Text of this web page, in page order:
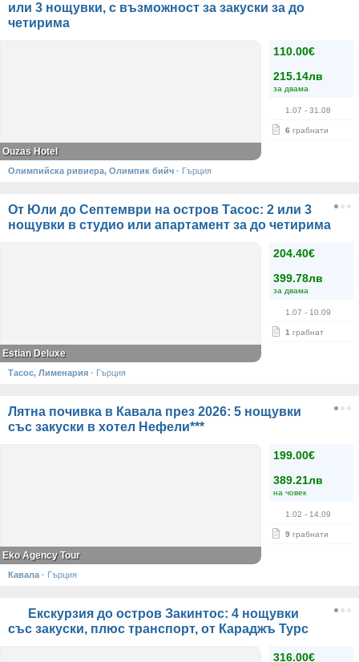
или 3 нощувки, с възможност за закуски за до
четирима
110.00€
215.14лв
за двама
1.07 - 31.08
6 грабнати
Ouzas Hotel
Олимпийска ривиера, Олимпик бийч · Гърция
От Юли до Септември на остров Тасос: 2 или 3
нощувки в студио или апартамент за до четирима
204.40€
399.78лв
за двама
1.07 - 10.09
1 грабнат
Estian Deluxe
Тасос, Лименария · Гърция
Лятна почивка в Кавала през 2026: 5 нощувки
със закуски в хотел Нефели***
199.00€
389.21лв
на човек
1.02 - 14.09
9 грабнати
Eko Agency Tour
Кавала · Гърция
Екскурзия до остров Закинтос: 4 нощувки
със закуски, плюс транспорт, от Караджъ Турс
316.00€